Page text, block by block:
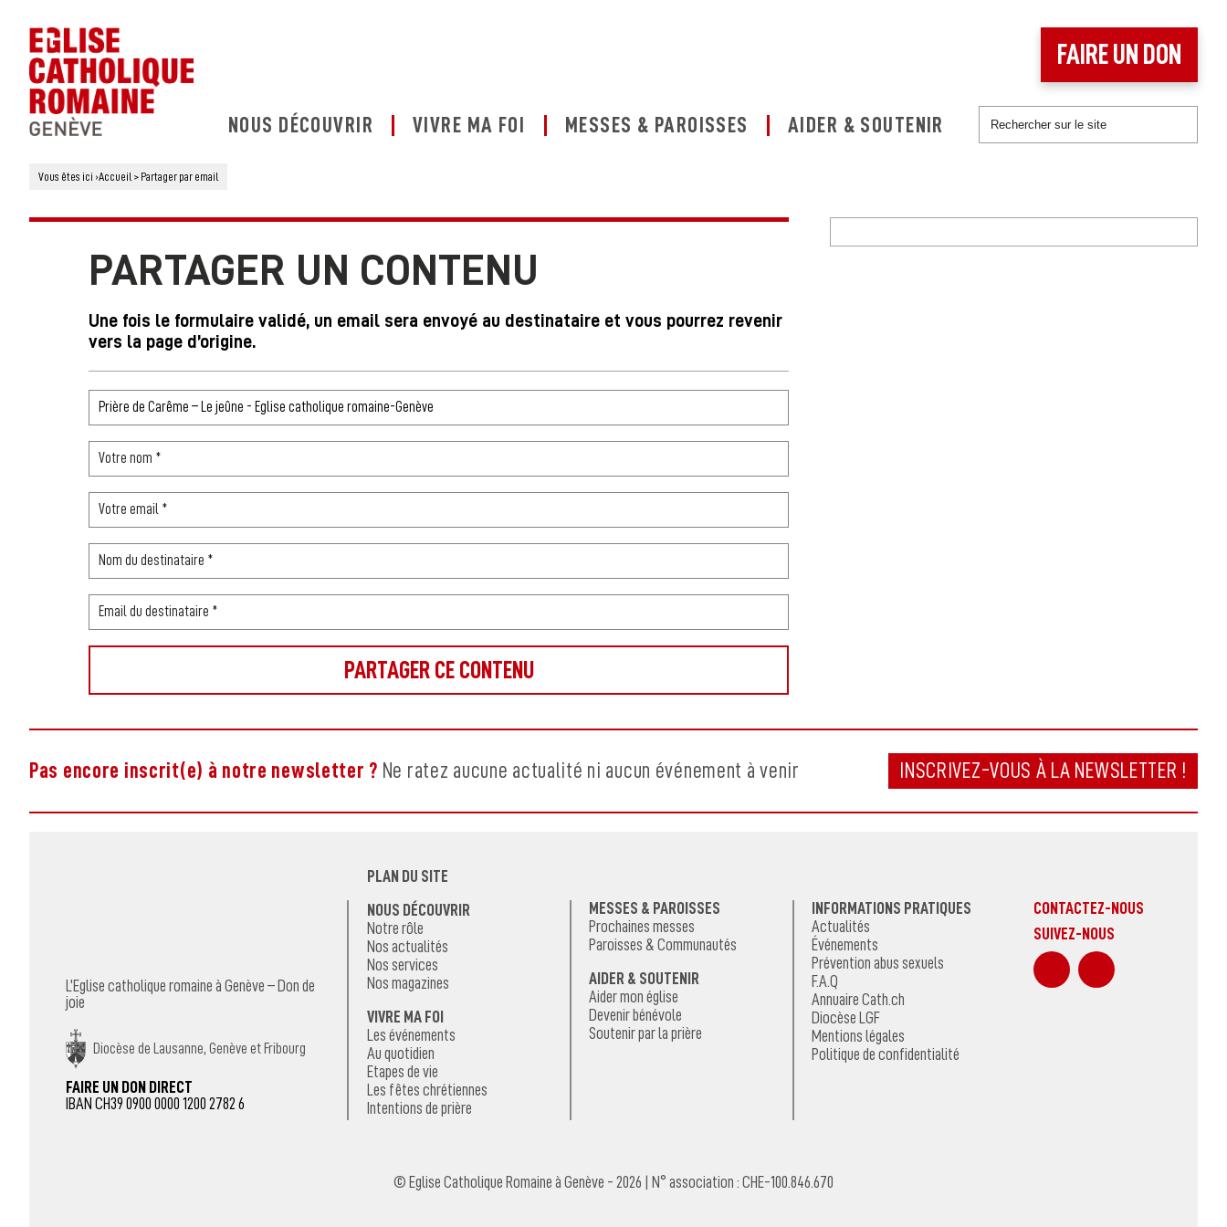
NOUS DÉCOUVRIR VIVRE MA FOI MESSES & PAROISSES AIDER & SOUTENIR
FAIRE UN DON
Vous êtes ici ›Accueil > Partager par email
PARTAGER UN CONTENU
Une fois le formulaire validé, un email sera envoyé au destinataire et vous pourrez revenir
vers la page d’origine.
Pas encore inscrit(e) à notre newsletter ? Ne ratez aucune actualité ni aucun événement à venir INSCRIVEZ-VOUS À LA NEWSLETTER !
L’Eglise catholique romaine à Genève – Don de
joie
Diocèse de Lausanne, Genève et Fribourg
FAIRE UN DON DIRECT
IBAN CH39 0900 0000 1200 2782 6
PLAN DU SITE
NOUS DÉCOUVRIR
Notre rôle
Nos actualités
Nos services
Nos magazines
VIVRE MA FOI
Les événements
Au quotidien
Etapes de vie
Les fêtes chrétiennes
Intentions de prière
MESSES & PAROISSES
Prochaines messes
Paroisses & Communautés
AIDER & SOUTENIR
Aider mon église
Devenir bénévole
Soutenir par la prière
INFORMATIONS PRATIQUES
Actualités
Événements
Prévention abus sexuels
F.A.Q
Annuaire Cath.ch
Diocèse LGF
Mentions légales
Politique de confidentialité
CONTACTEZ-NOUS
SUIVEZ-NOUS
sur Facebook
© Eglise Catholique Romaine à Genève - 2026 | N° association : CHE-100.846.670